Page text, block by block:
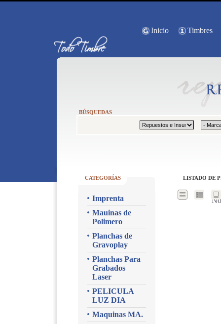
Inicio Timbres
BÚSQUEDAS
CATEGORÍAS
Imprenta
Mauinas de
Polimero
Planchas de
Gravoplay
Planchas Para
Grabados
Laser
PELICULA
LUZ DIA
Maquinas MA.
LISTADO DE